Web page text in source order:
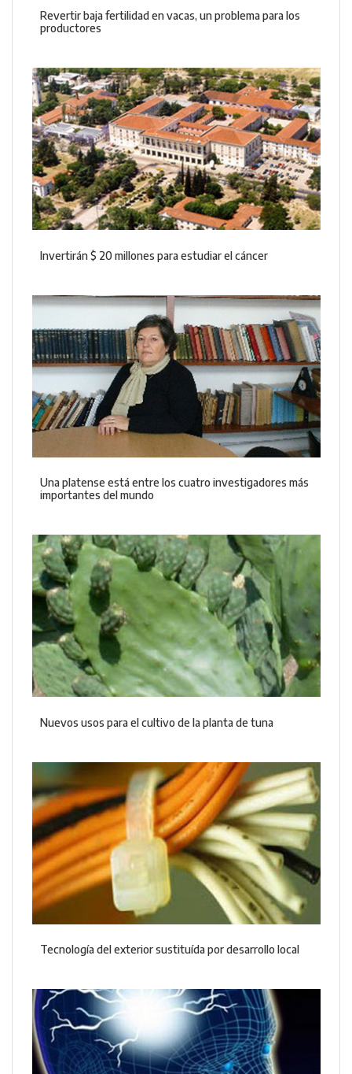
Revertir baja fertilidad en vacas, un problema para los
productores
Invertirán $ 20 millones para estudiar el cáncer
Una platense está entre los cuatro investigadores más
importantes del mundo
Nuevos usos para el cultivo de la planta de tuna
Tecnología del exterior sustituída por desarrollo local